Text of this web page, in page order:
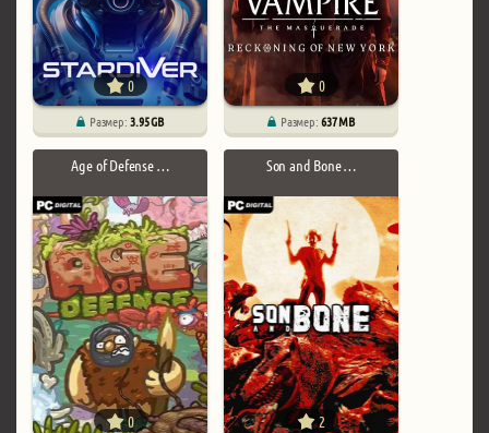
0
Размер:3.95 GB
0
Размер:637 MB
Age of Defense …
0
Son and Bone …
2